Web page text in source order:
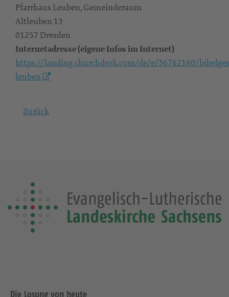
Pfarrhaus Leuben, Gemeinderaum
Altleuben 13
01257 Dresden
Internetadresse (eigene Infos im Internet)
https://landing.churchdesk.com/de/e/36762160/
leuben
Zurück
Die Losung von heute